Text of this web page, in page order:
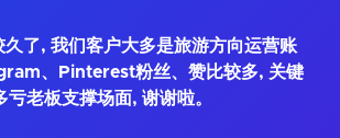
了, 我们客户大多是旅游方向运营账
、Pinterest粉丝、赞比较多, 关键
老板支撑场面, 谢谢啦。